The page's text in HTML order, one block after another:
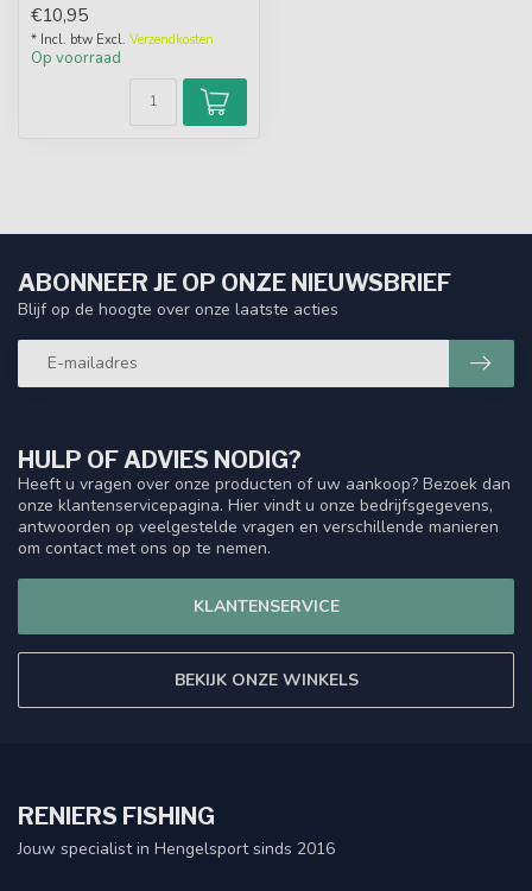
€10,95
* Incl. btw Excl. Verzendkosten
Op voorraad
HULP OF ADVIES NODIG?
Heeft u vragen over onze producten of uw aankoop? Bezoek dan
onze klantenservicepagina. Hier vindt u onze bedrijfsgegevens,
antwoorden op veelgestelde vragen en verschillende manieren
om contact met ons op te nemen.
KLANTENSERVICE
BEKIJK ONZE WINKELS
ABONNEER JE OP ONZE NIEUWSBRIEF
Blijf op de hoogte over onze laatste acties
RENIERS FISHING
Jouw specialist in Hengelsport sinds 2016